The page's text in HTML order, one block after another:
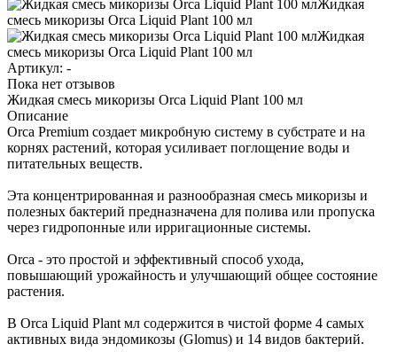
Артикул: -
Пока нет отзывов
Жидкая смесь микоризы Orca Liquid Plant 100 мл
Описание
Orca Premium создает микробную систему в субстрате и на
корнях растений, которая усиливает поглощение воды и
питательных веществ.
Эта концентрированная и разнообразная смесь микоризы и
полезных бактерий предназначена для полива или пропуска
через гидропонные или ирригационные системы.
Orca - это простой и эффективный способ ухода,
повышающий урожайность и улучшающий общее состояние
растения.
В Orca Liquid Plant мл содержится в чистой форме 4 самых
активных вида эндомикозы (Glomus) и 14 видов бактерий.